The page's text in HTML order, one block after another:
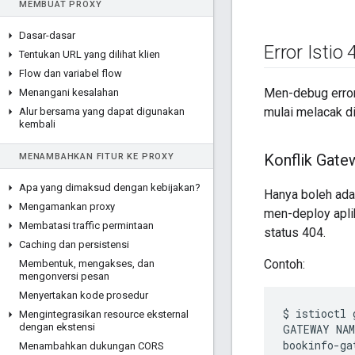
MEMBUAT PROXY
Dasar-dasar
Tentukan URL yang dilihat klien
Flow dan variabel flow
Menangani kesalahan
Alur bersama yang dapat digunakan
kembali
MENAMBAHKAN FITUR KE PROXY
Apa yang dimaksud dengan kebijakan?
Mengamankan proxy
Membatasi traffic permintaan
Caching dan persistensi
Membentuk, mengakses, dan
mengonversi pesan
Menyertakan kode prosedur
Mengintegrasikan resource eksternal
dengan ekstensi
Menambahkan dukungan CORS
Error Istio
Men-debug
mulai melacak
Konflik
Hanya boleh
men-deploy
status 404.
Contoh:
$ istioctl
GATEWAY
bookinfo-